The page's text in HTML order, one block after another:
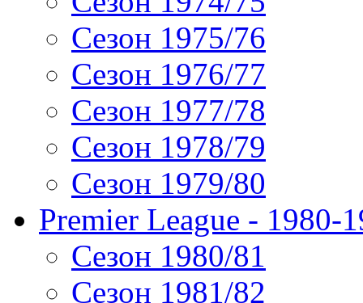
Сезон 1975/76
Сезон 1976/77
Сезон 1977/78
Сезон 1978/79
Сезон 1979/80
Premier League - 1980-
Сезон 1980/81
Сезон 1981/82